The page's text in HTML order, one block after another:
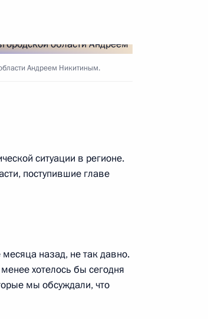
Андреем Никитиным.
ситуации в регионе.
поступившие главе
назад, не так давно.
хотелось бы сегодня
мы обсуждали, что